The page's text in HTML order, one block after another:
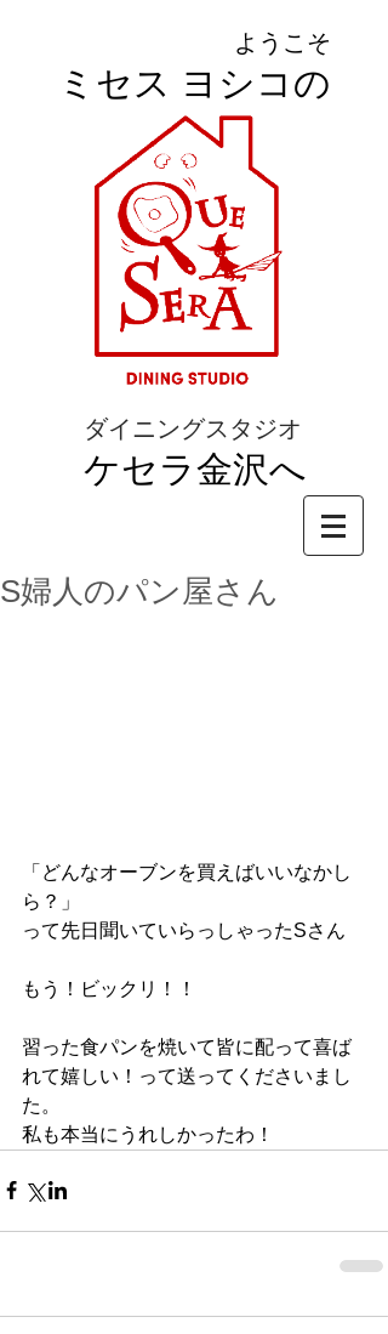
ようこそ
ミセス ヨシコの
ダイニングスタジオ
ケセラ金沢へ
S婦人のパン屋さん
「どんなオーブンを買えばいいなかし
ら？」
って先日聞いていらっしゃったSさん
もう！ビックリ！！
習った食パンを焼いて皆に配って喜ば
れて嬉しい！って送ってくださいまし
た。
私も本当にうれしかったわ！